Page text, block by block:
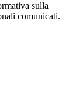
sulla
comunicati.